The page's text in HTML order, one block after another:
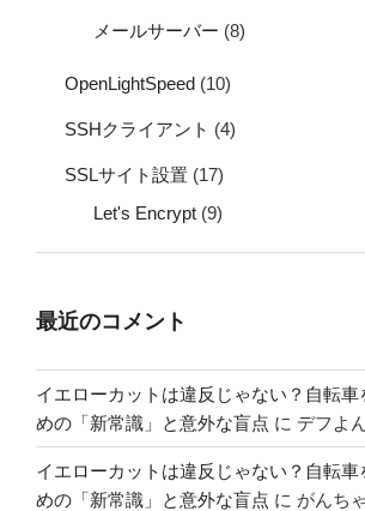
メールサーバー (8)
OpenLightSpeed (10)
SSHクライアント (4)
SSLサイト設置 (17)
Let's Encrypt (9)
最近のコメント
イエローカットは違反じゃない？自転車
めの「新常識」と意外な盲点 に デフよ
イエローカットは違反じゃない？自転車
めの「新常識」と意外な盲点 に がんち